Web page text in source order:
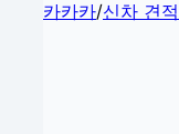
카카카/신차 견적